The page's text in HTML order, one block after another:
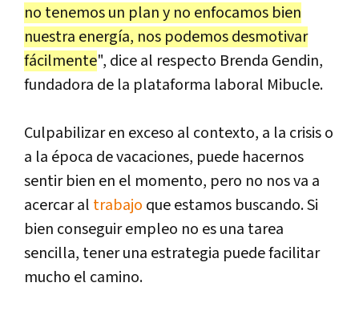
no tenemos un plan y no enfocamos bien
nuestra energía, nos podemos desmotivar
fácilmente", dice al respecto Brenda Gendin,
fundadora de la plataforma laboral Mibucle.
Culpabilizar en exceso al contexto, a la crisis o
a la época de vacaciones, puede hacernos
sentir bien en el momento, pero no nos va a
acercar al trabajo que estamos buscando. Si
bien conseguir empleo no es una tarea
sencilla, tener una estrategia puede facilitar
mucho el camino.